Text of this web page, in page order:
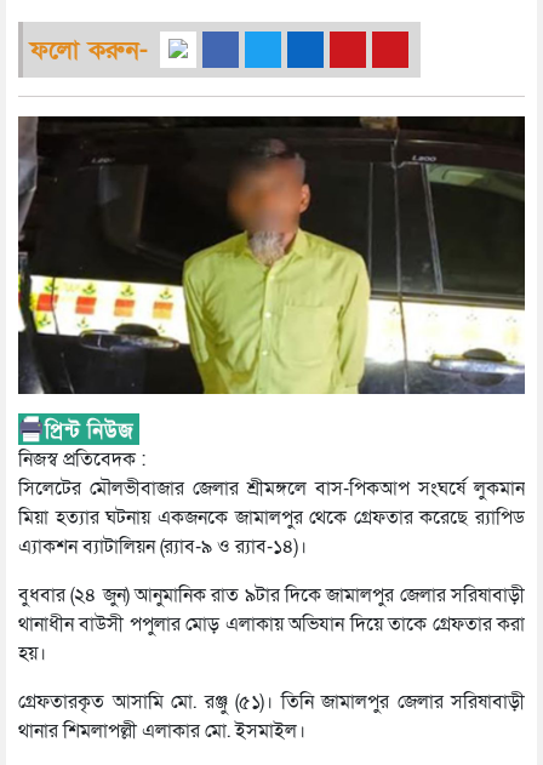
ফলো করুন-
নিজস্ব প্রতিবেদক :
সিলেটের মৌলভীবাজার জেলার শ্রীমঙ্গলে বাস-পিকআপ সংঘর্ষে লুকমান
মিয়া হত্যার ঘটনায় একজনকে জামালপুর থেকে গ্রেফতার করেছে র‌্যাপিড
এ্যাকশন ব্যাটালিয়ন (র‌্যাব-৯ ও র‌্যাব-১৪)।
বুধবার (২৪ জুন) আনুমানিক রাত ৯টার দিকে জামালপুর জেলার সরিষাবাড়ী
থানাধীন বাউসী পপুলার মোড় এলাকায় অভিযান দিয়ে তাকে গ্রেফতার করা
হয়।
গ্রেফতারকৃত আসামি মো. রঞ্জু (৫১)। তিনি জামালপুর জেলার সরিষাবাড়ী
থানার শিমলাপল্লী এলাকার মো. ইসমাইল।